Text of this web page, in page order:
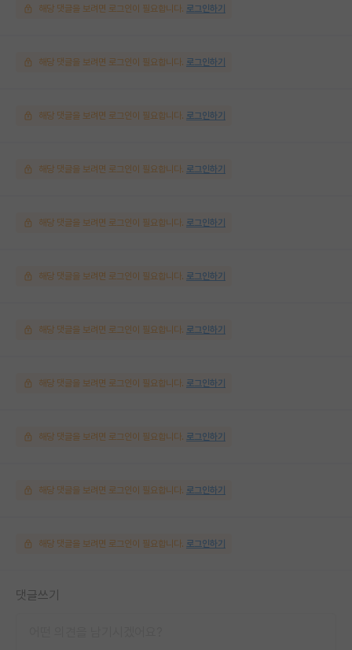
해당 댓글을 보려면 로그인이 필요합니다. 로그인하기
해당 댓글을 보려면 로그인이 필요합니다. 로그인하기
해당 댓글을 보려면 로그인이 필요합니다. 로그인하기
해당 댓글을 보려면 로그인이 필요합니다. 로그인하기
해당 댓글을 보려면 로그인이 필요합니다. 로그인하기
해당 댓글을 보려면 로그인이 필요합니다. 로그인하기
해당 댓글을 보려면 로그인이 필요합니다. 로그인하기
해당 댓글을 보려면 로그인이 필요합니다. 로그인하기
해당 댓글을 보려면 로그인이 필요합니다. 로그인하기
해당 댓글을 보려면 로그인이 필요합니다. 로그인하기
해당 댓글을 보려면 로그인이 필요합니다. 로그인하기
댓글쓰기